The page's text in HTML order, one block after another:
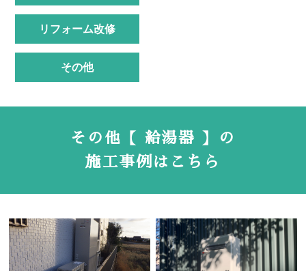
リフォーム改修
その他
その他【 給湯器 】の
施工事例はこちら